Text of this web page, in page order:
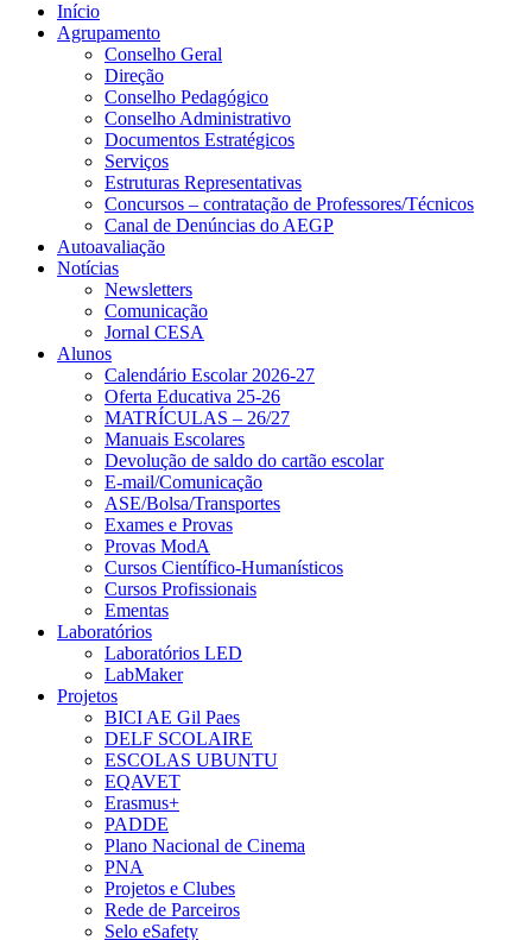
Início
Agrupamento
Conselho Geral
Direção
Conselho Pedagógico
Conselho Administrativo
Documentos Estratégicos
Serviços
Estruturas Representativas
Concursos – contratação de Professores/Técnicos
Canal de Denúncias do AEGP
Autoavaliação
Notícias
Newsletters
Comunicação
Jornal CESA
Alunos
Calendário Escolar 2026-27
Oferta Educativa 25-26
MATRÍCULAS – 26/27
Manuais Escolares
Devolução de saldo do cartão escolar
E-mail/Comunicação
ASE/Bolsa/Transportes
Exames e Provas
Provas ModA
Cursos Científico-Humanísticos
Cursos Profissionais
Ementas
Laboratórios
Laboratórios LED
LabMaker
Projetos
BICI AE Gil Paes
DELF SCOLAIRE
ESCOLAS UBUNTU
EQAVET
Erasmus+
PADDE
Plano Nacional de Cinema
PNA
Projetos e Clubes
Rede de Parceiros
Selo eSafety